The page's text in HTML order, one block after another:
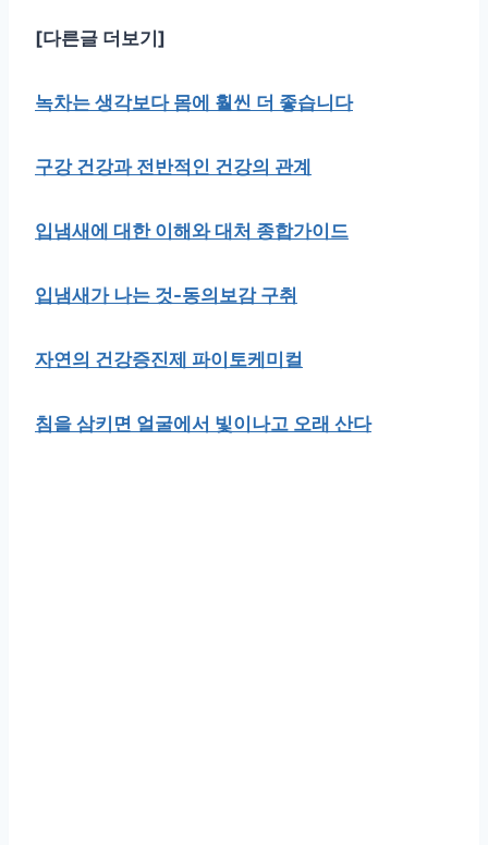
[다른글 더보기]
녹차는 생각보다 몸에 훨씬 더 좋습니다
구강 건강과 전반적인 건강의 관계
입냄새에 대한 이해와 대처 종합가이드
입냄새가 나는 것-동의보감 구취
자연의 건강증진제 파이토케미컬
침을 삼키면 얼굴에서 빛이나고 오래 산다